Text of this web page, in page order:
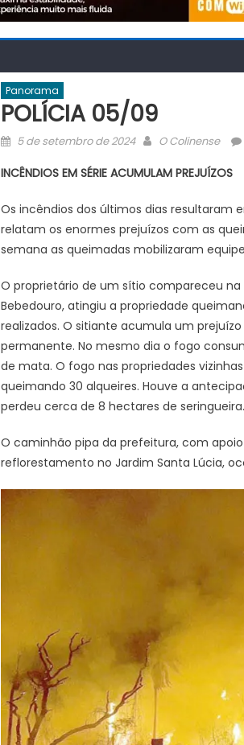
Panorama
POLÍCIA 05/09
Posted
5 de setembro de 2024 Author
O Colinense
INCÊNDIOS EM SÉRIE ACUMULAM PREJUÍZOS
Os incêndios dos últimos dias resultaram
relatam os enormes prejuízos com as
semana as queimadas mobilizaram
O proprietário de um sítio compareceu
Bebedouro, atingiu a propriedade
realizados. O sitiante acumula um
permanente. No mesmo dia o fogo
de mata. O fogo nas propriedades
queimando 30 alqueires. Houve a
perdeu cerca de 8 hectares de seringueira.
O caminhão pipa da prefeitura, com
reflorestamento no Jardim Santa Lúcia,